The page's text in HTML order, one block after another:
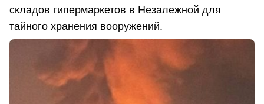
складов гипермаркетов в Незалежной для
тайного хранения вооружений.